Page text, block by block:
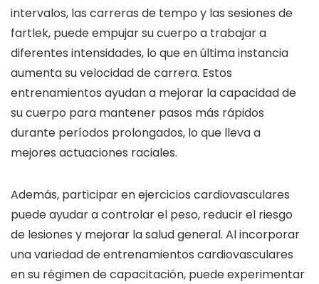
intervalos, las carreras de tempo y las sesiones de
fartlek, puede empujar su cuerpo a trabajar a
diferentes intensidades, lo que en última instancia
aumenta su velocidad de carrera. Estos
entrenamientos ayudan a mejorar la capacidad de
su cuerpo para mantener pasos más rápidos
durante períodos prolongados, lo que lleva a
mejores actuaciones raciales.
Además, participar en ejercicios cardiovasculares
puede ayudar a controlar el peso, reducir el riesgo
de lesiones y mejorar la salud general. Al incorporar
una variedad de entrenamientos cardiovasculares
en su régimen de capacitación, puede experimentar